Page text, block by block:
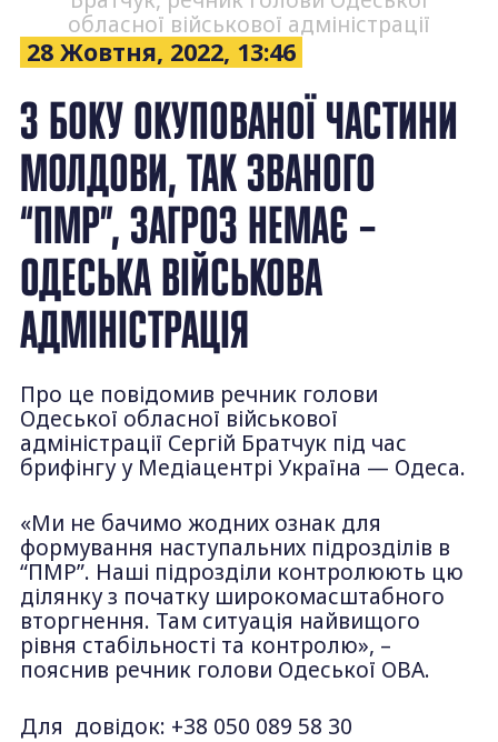
обласної військової адміністрації
28 Жовтня, 2022, 13:46
З БОКУ ОКУПОВАНОЇ ЧАСТИНИ
МОЛДОВИ, ТАК ЗВАНОГО
“ПМР”, ЗАГРОЗ НЕМАЄ –
ОДЕСЬКА ВІЙСЬКОВА
АДМІНІСТРАЦІЯ
Про це повідомив речник голови
Одеської обласної військової
адміністрації Сергій Братчук під час
брифінгу у Медіацентрі Україна — Одеса.
«Ми не бачимо жодних ознак для
формування наступальних підрозділів в
“ПМР”. Наші підрозділи контролюють цю
ділянку з початку широкомасштабного
вторгнення. Там ситуація найвищого
рівня стабільності та контролю», –
пояснив речник голови Одеської ОВА.
Для довідок: +38 050 089 58 30